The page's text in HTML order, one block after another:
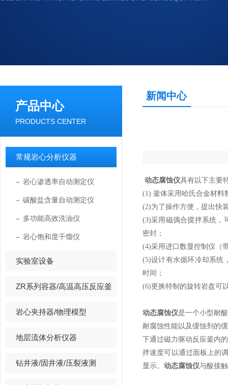
产品中心
PRODUCTS CENTER
常规岩心分析仪器
岩心渗透率自动测定仪
碳酸盐含量自动测定仪
多功能高效洗油仪
岩心饱和度干馏仪
实验室设备
ZR系列容器/高温高压反应釜
岩心夹持器/物理模型
地层流体分析仪器
钻井液/固井液/压裂液测
新闻中心
动态腐蚀仪具有以下主要
(1) 釜体采用哈氏合金材料
(2)为了操作方便，提出快
(3)采用磁偶合搅拌系统，
密封；
(4)采用进口数显控制仪（
(5)设计有水循环冷却系统
时间；
(6)更换特制的旋转岩盘可
动态腐蚀仪是一个小型耐
耐腐蚀性能以及缓蚀剂的
下通过磁力驱动反应釜内
拌速度可以通过面板上的
显示。 动态腐蚀仪与酸接